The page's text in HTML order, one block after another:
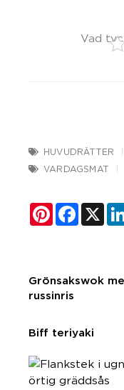
Vad
HUVUDRÄTTER
VARDAGSMAT
Pinterest X
Grönsakswok
russinris
Biff teriyaki